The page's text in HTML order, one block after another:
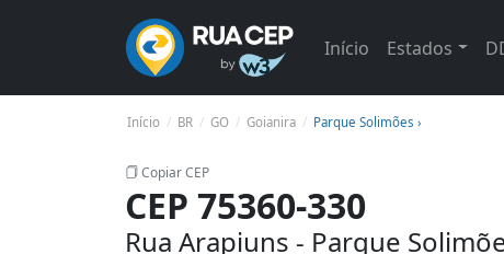
Início Estados
Início BR GO Goianira Parque Solimões ›
Copiar CEP
CEP 75360-330
Rua Arapiuns - Parque